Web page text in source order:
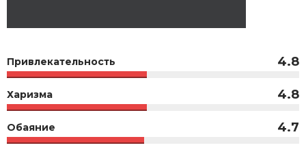
Привлекательность 4.8
Харизма 4.8
Обаяние 4.7